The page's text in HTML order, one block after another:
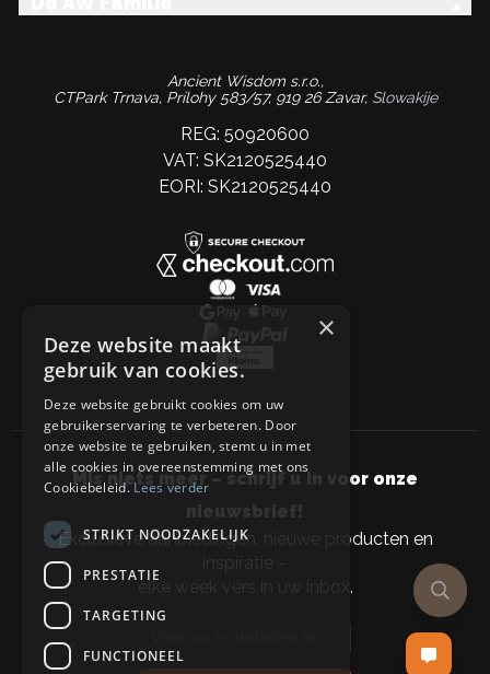
Ancient Wisdom s.r.o.,
CTPark Trnava, Prílohy 583/57, 919 26 Zavar, Slowakije
REG: 50920600
VAT: SK2120525440
EORI: SK2120525440
Mis niets meer – schrijf u in voor onze
nieuwsbrief!
Exclusieve aanbiedingen, nieuwe producten en
inspiratie –
elke week vers in uw inbox.
×
Deze website maakt
gebruik van cookies.
Deze website gebruikt cookies om uw
gebruikerservaring te verbeteren. Door
onze website te gebruiken, stemt u in met
alle cookies in overeenstemming met ons
Cookiebeleid.Lees verder
STRIKT NOODZAKELIJK
PRESTATIE
TARGETING
FUNCTIONEEL